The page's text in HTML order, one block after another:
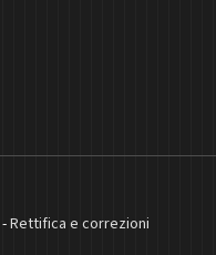
-Rettifica e correzioni